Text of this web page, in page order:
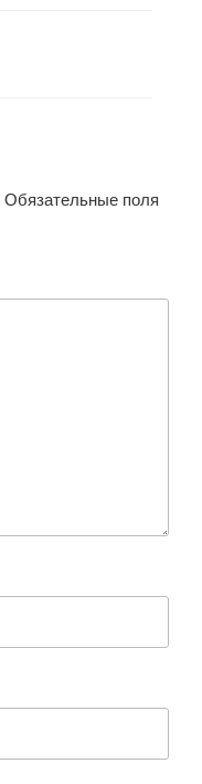
Обязательные поля